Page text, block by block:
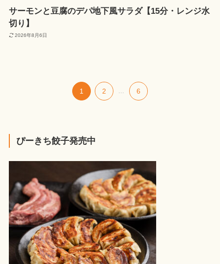
サーモンと豆腐のデパ地下風サラダ【15分・レンジ水
切り】
2026年8月6日
1 2 6
ぴーきち餃子発売中